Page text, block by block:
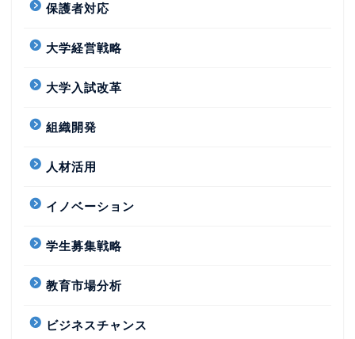
保護者対応
大学経営戦略
大学入試改革
組織開発
人材活用
イノベーション
学生募集戦略
教育市場分析
ビジネスチャンス